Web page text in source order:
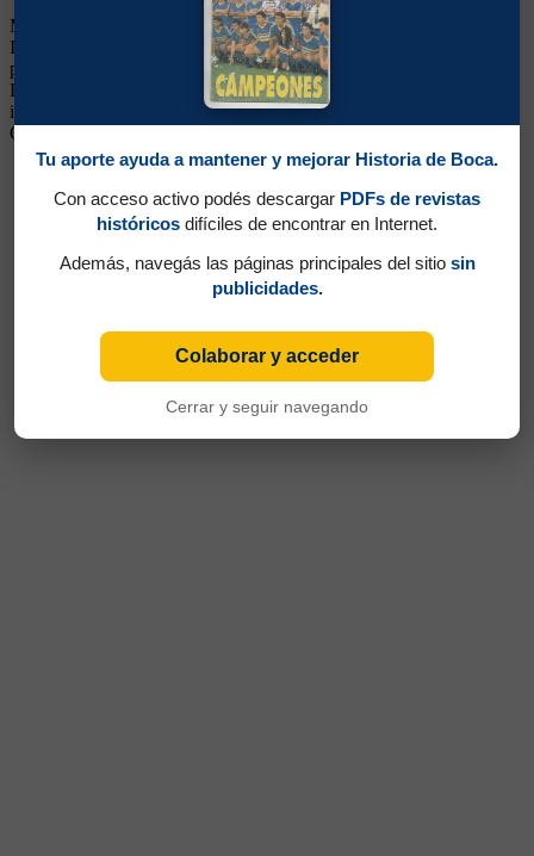
Marcador Central. Ganó un título (Apertura 2008). Surgido de las
Inferiores. Pasó a la filial del Real Madrid, pero volvió al club por
problemas de pasaporte. Posteriormente pasó al Espanyol de
Barcelona. Volvió al club a préstamo del Al-Rayyan de Qatar,
institución a la que regresó en 2015. Continuó en Querétaro,
Oviedo, Jubilo Iwata y Llagostera (España)
Tu aporte ayuda a mantener y mejorar Historia de Boca.
Con acceso activo podés descargar PDFs de revistas
históricos difíciles de encontrar en Internet.
Además, navegás las páginas principales del sitio sin
publicidades.
Colaborar y acceder
Cerrar y seguir navegando